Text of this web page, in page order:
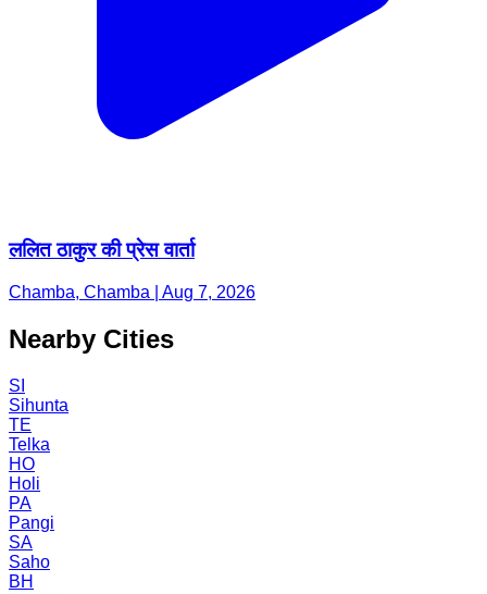
ललित ठाकुर की प्रेस वार्ता
Chamba, Chamba | Aug 7, 2026
Nearby Cities
SI
Sihunta
TE
Telka
HO
Holi
PA
Pangi
SA
Saho
BH